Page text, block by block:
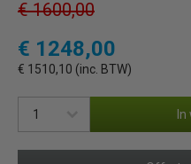
€ 1600,00
€ 1248,00
€ 1510,10 (inc. BTW)